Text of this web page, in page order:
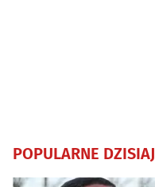
POPULARNE DZISIAJ